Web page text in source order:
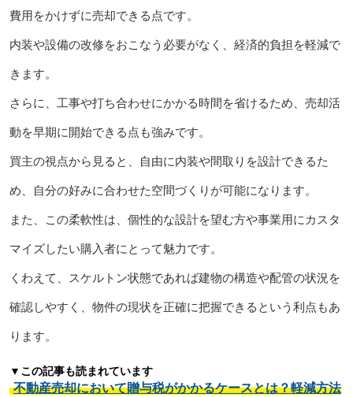
費用をかけずに売却できる点です。
内装や設備の改修をおこなう必要がなく、経済的負担を軽減で
きます。
さらに、工事や打ち合わせにかかる時間を省けるため、売却活
動を早期に開始できる点も強みです。
買主の視点から見ると、自由に内装や間取りを設計できるた
め、自分の好みに合わせた空間づくりが可能になります。
また、この柔軟性は、個性的な設計を望む方や事業用にカスタ
マイズしたい購入者にとって魅力です。
くわえて、スケルトン状態であれば建物の構造や配管の状況を
確認しやすく、物件の現状を正確に把握できるという利点もあ
ります。
▼この記事も読まれています
不動産売却において贈与税がかかるケースとは？軽減方法